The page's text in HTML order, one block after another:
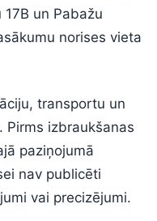
17B un Pabažu
norises vieta
transportu un
Pirms izbraukšanas
paziņojumā
nav publicēti
vai precizējumi.